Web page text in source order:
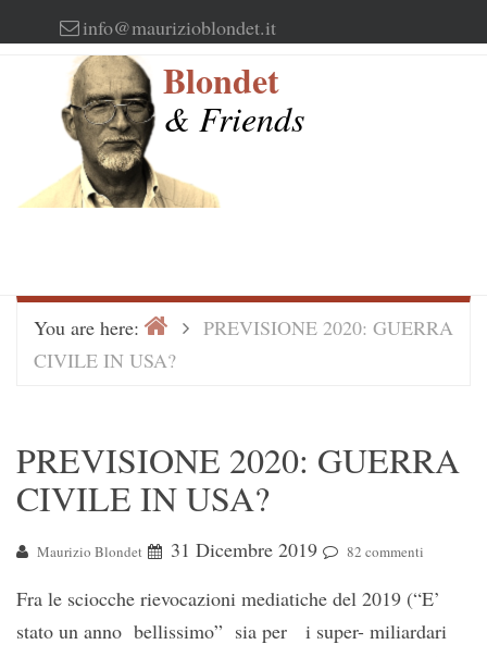
to
info@maurizioblondet.it
Blondet
& Friends
You are here: HomePREVISIONE 2020: GUERRA
CIVILE IN USA?
PREVISIONE 2020: GUERRA
CIVILE IN USA?
Maurizio Blondet 31 Dicembre 2019 82 commenti
Fra le sciocche rievocazioni mediatiche del 2019 (“E’
stato un anno bellissimo” sia per i super- miliardari